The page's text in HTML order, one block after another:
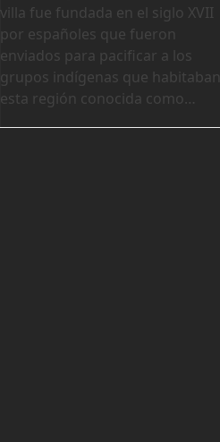
villa fue fundada en el siglo XVII
por españoles que fueron
enviados para pacificar a los
grupos indígenas que habitaban
esta región conocida como…